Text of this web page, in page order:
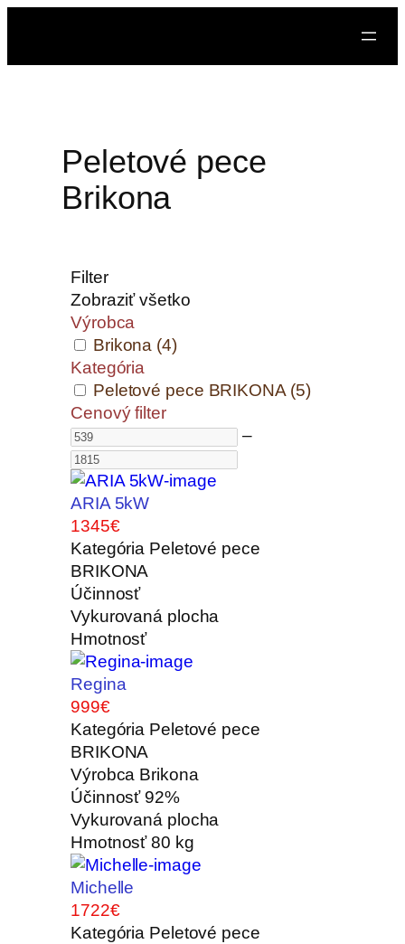
Peletové pece
Brikona
Filter
Zobraziť všetko
Výrobca
Brikona (4)
Kategória
Peletové pece BRIKONA (5)
Cenový filter
–
ARIA 5kW
1345€
Kategória Peletové pece
BRIKONA
Účinnosť
Vykurovaná plocha
Hmotnosť
Regina
999€
Kategória Peletové pece
BRIKONA
Výrobca Brikona
Účinnosť92%
Vykurovaná plocha
Hmotnosť80 kg
Michelle
1722€
Kategória Peletové pece